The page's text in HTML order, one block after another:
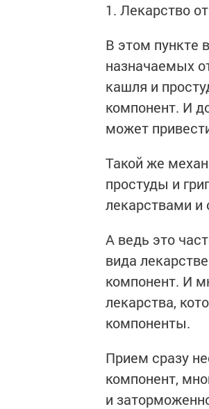
1. Лекарство
В этом пункте
назначаемых
кашля и
компонент. И
может
Такой же
простуды и
лекарствами и
А ведь это
вида
компонент. И
лекарства,
компоненты.
Прием сразу
компонент,
и